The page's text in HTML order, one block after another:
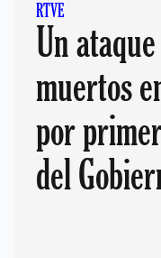
RTVE
Un
muertos
por
del